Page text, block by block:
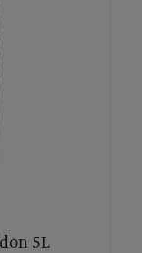
5L